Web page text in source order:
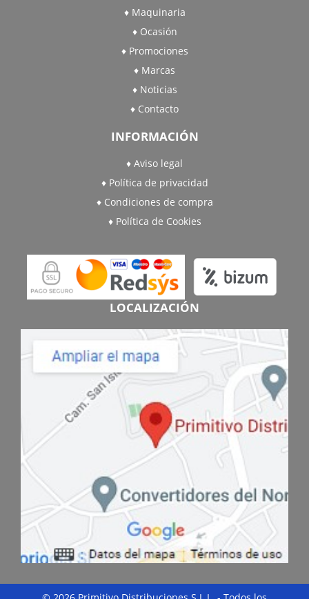
Maquinaria
Ocasión
Promociones
Marcas
Noticias
Contacto
INFORMACIÓN
Aviso legal
Política de privacidad
Condiciones de compra
Política de Cookies
LOCALIZACIÓN